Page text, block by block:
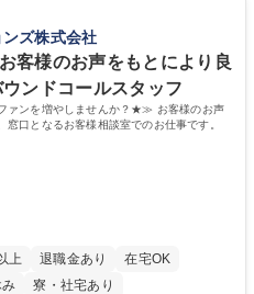
ズ株式会社
客様のお声をもとにより良
ンドコールスタッフ
ァンを増やしませんか？★≫ お客様のお声
口となるお客様相談室でのお仕事です。
上 退職金あり
在宅OK
寮・社宅あり